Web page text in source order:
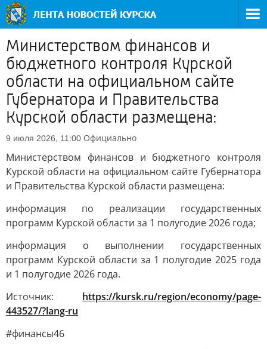
Министерством финансов и
бюджетного контроля Курской
области на официальном сайте
Губернатора и Правительства
Курской области размещена:
9 июля 2026, 11:00 Официально
Министерством финансов и бюджетного контроля
Курской области на официальном сайте Губернатора
и Правительства Курской области размещена:
информация по реализации государственных
программ Курской области за 1 полугодие 2026 года;
информация о выполнении государственных
программ Курской области за 1 полугодие 2025 года
и 1 полугодие 2026 года.
Источник: https://kursk.ru/region/economy/page-
443527/?lang-ru
#финансы46